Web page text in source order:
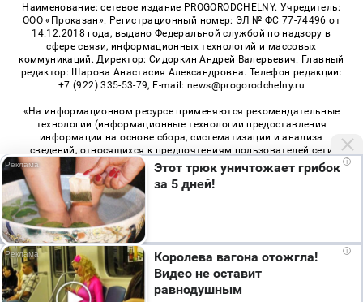
Наименование: сетевое издание PROGORODCHELNY. Учредитель:
ООО «Проказан». Регистрационный номер: ЭЛ № ФС 77-74496 от
14.12.2018 года, выдано Федеральной службой по надзору в
сфере связи, информационных технологий и массовых
коммуникаций. Директор: Сидоркин Андрей Валерьевич. Главный
редактор: Шарова Анастасия Александровна. Телефон редакции:
+7 (922) 335-53-79, E-mail: news@progorodchelny.ru
«На информационном ресурсе применяются рекомендательные
технологии (информационные технологии предоставления
информации на основе сбора, систематизации и анализа
сведений, относящихся к предпочтениям пользователей сети
«Интернет», находящихся на территории Российской
Федерации)». Правила применения рекомендательных
технологий в виджетах рекламно-обменной сети
«Sparrow» (PDF)
© 2026 «PROGorodChelny» | Все права защищены
Возрастная категория сайта 16+
Политика конфиденциальности
Мы используем cookie. Во время посещения сайта
вы соглашаетесь с тем, что мы обрабатываем
ваши персональные данные с использованием
метрик Яндекс Метрика, top.mail.ru, LiveInternet.
i
Этот трюк уничтожает грибок
за 5 дней!
i
Королева вагона отожгла!
Видео не оставит
равнодушным